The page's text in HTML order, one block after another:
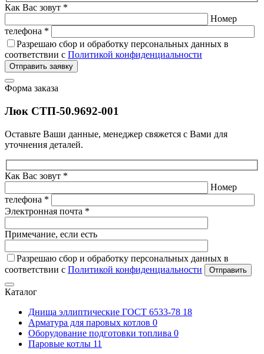
Как Вас зовут *
Номер
телефона *
Разрешаю сбор и обработку персональных данных в
соответствии с Политикой конфиденциальности
Отправить заявку
Форма заказа
Люк СТП-50.9692-001
Оставьте Ваши данные, менеджер свяжется с Вами для
уточнения деталей.
Как Вас зовут *
Номер
телефона *
Электронная почта *
Примечание, если есть
Разрешаю сбор и обработку персональных данных в
соответствии с Политикой конфиденциальности Отправить
Каталог
Днища эллиптические ГОСТ 6533-78 18
Арматура для паровых котлов 0
Оборудование подготовки топлива 0
Паровые котлы 11